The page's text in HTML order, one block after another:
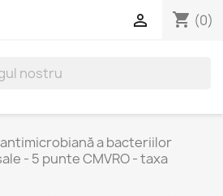
shopping_cart (0)

a bacteriilor
- 5 punte CMVRO - taxa